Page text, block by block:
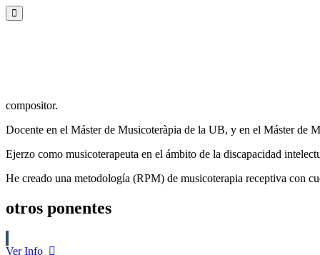
+34 933 238 573
sesmi@activacongresos.com
compositor.
Docente en el Máster de Musicoteràpia de la UB, y en el Máster de
Ejerzo como musicoterapeuta en el ámbito de la discapacidad
He creado una metodología (RPM) de musicoterapia receptiva con
otros ponentes
Ver Info